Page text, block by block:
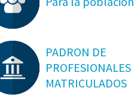
PADRON DE
PROFESIONALES
MATRICULADOS